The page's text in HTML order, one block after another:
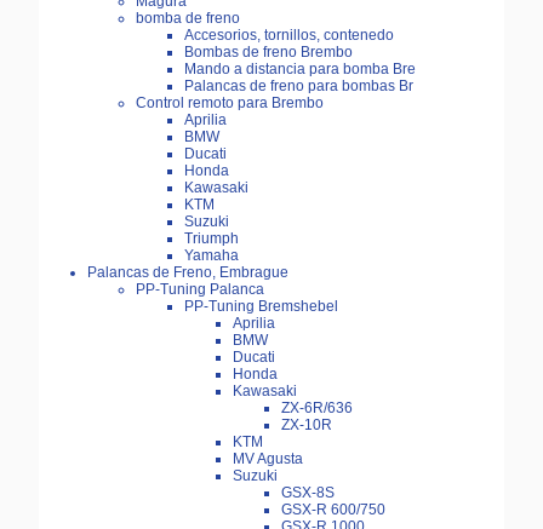
bomba de freno
Accesorios, tornillos, contenedo
Bombas de freno Brembo
Mando a distancia para bomba Bre
Palancas de freno para bombas Br
Control remoto para Brembo
Aprilia
BMW
Ducati
Honda
Kawasaki
KTM
Suzuki
Triumph
Yamaha
Palancas de Freno, Embrague
PP-Tuning Palanca
PP-Tuning Bremshebel
Aprilia
BMW
Ducati
Honda
Kawasaki
ZX-6R/636
ZX-10R
KTM
MV Agusta
Suzuki
GSX-8S
GSX-R 600/750